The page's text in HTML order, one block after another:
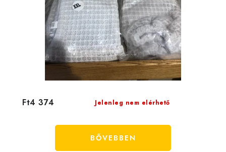
Jelenleg nem elérhető
Ft4 374
BŐVEBBEN